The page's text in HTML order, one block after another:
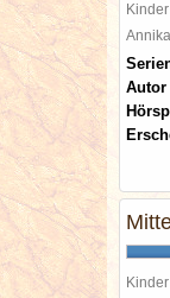
Autor